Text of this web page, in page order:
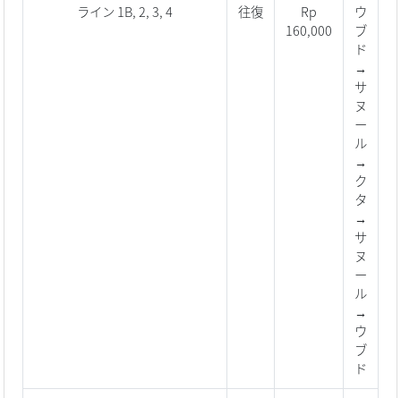
ライン 1B, 2, 3, 4 往復
Rp
160,000
ウ
ブ
ド
→
サ
ヌ
ー
ル
→
ク
タ
→
サ
ヌ
ー
ル
→
ウ
ブ
ド